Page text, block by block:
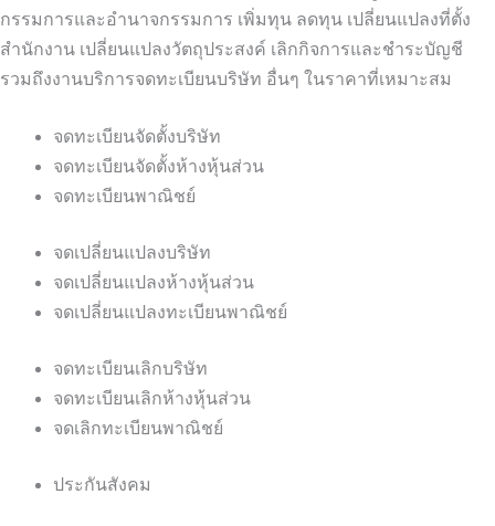
กรรมการและอำนาจกรรมการ เพิ่มทุน ลดทุน เปลี่ยนแปลงที่ตั้ง
สำนักงาน เปลี่ยนแปลงวัตถุประสงค์ เลิกกิจการและชำระบัญชี
รวมถึงงานบริการจดทะเบียนบริษัท อื่นๆ ในราคาที่เหมาะสม
จดทะเบียนจัดตั้งบริษัท
จดทะเบียนจัดตั้งห้างหุ้นส่วน
จดทะเบียนพาณิชย์
จดเปลี่ยนแปลงบริษัท
จดเปลี่ยนแปลงห้างหุ้นส่วน
จดเปลี่ยนแปลงทะเบียนพาณิชย์
จดทะเบียนเลิกบริษัท
จดทะเบียนเลิกห้างหุ้นส่วน
จดเลิกทะเบียนพาณิชย์
ประกันสังคม